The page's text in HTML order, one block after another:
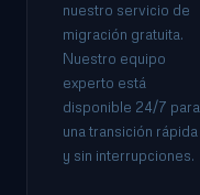
nuestro servicio de
migración gratuita.
Nuestro equipo
experto está
disponible 24/7 para
una transición rápida
y sin interrupciones.